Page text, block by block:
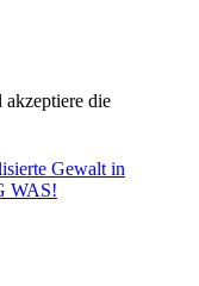
akzeptiere die
Gewalt in
WAS!